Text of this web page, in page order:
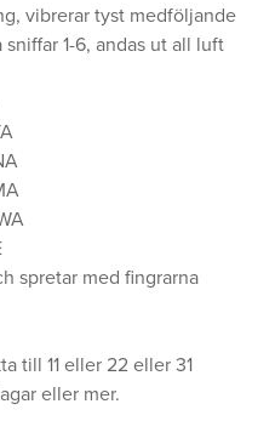
vibrerar tyst medföljande
1-6, andas ut all luft
spretar med fingrarna
till 11 eller 22 eller 31
eller mer.